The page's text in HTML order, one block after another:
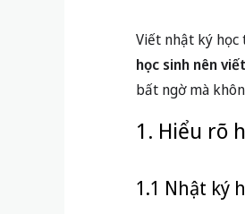
Viết nhật ký học
học sinh nên
bất ngờ mà
1. Hiểu rõ
1.1 Nhật ký